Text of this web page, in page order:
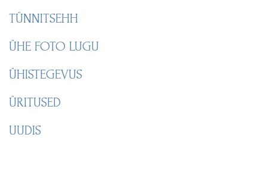
TÜNNITSEHH
ÜHE FOTO LUGU
ÜHISTEGEVUS
ÜRITUSED
UUDIS